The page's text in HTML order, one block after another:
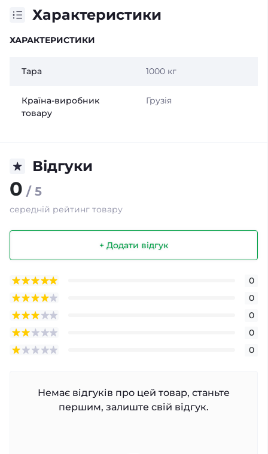
Характеристики
ХАРАКТЕРИСТИКИ
Тара 1000 кг
Країна-виробник
товару
Грузія
Відгуки
0 / 5
середній рейтинг товару
+ Додати відгук
0
0
0
0
0
Немає відгуків про цей товар, станьте
першим, залиште свій відгук.